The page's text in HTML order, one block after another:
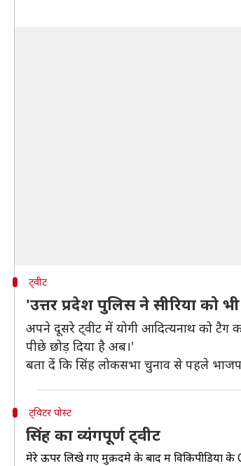
ट्वीट
'उत्तर प्रदेश पुलिस ने सीरिया को
अपने दूसरे ट्वीट में योगी आदित्यनाथ को टैग
पीछे छोड़ दिया है अब।'
बता दें कि सिंह लोकसभा चुनाव से पहले
ट्विटर पोस्ट
सिंह का व्यंगपूर्ण ट्वीट
मेरे ऊपर लिखे गए मुक़दमे के बाद मैं विकिपीडिया के